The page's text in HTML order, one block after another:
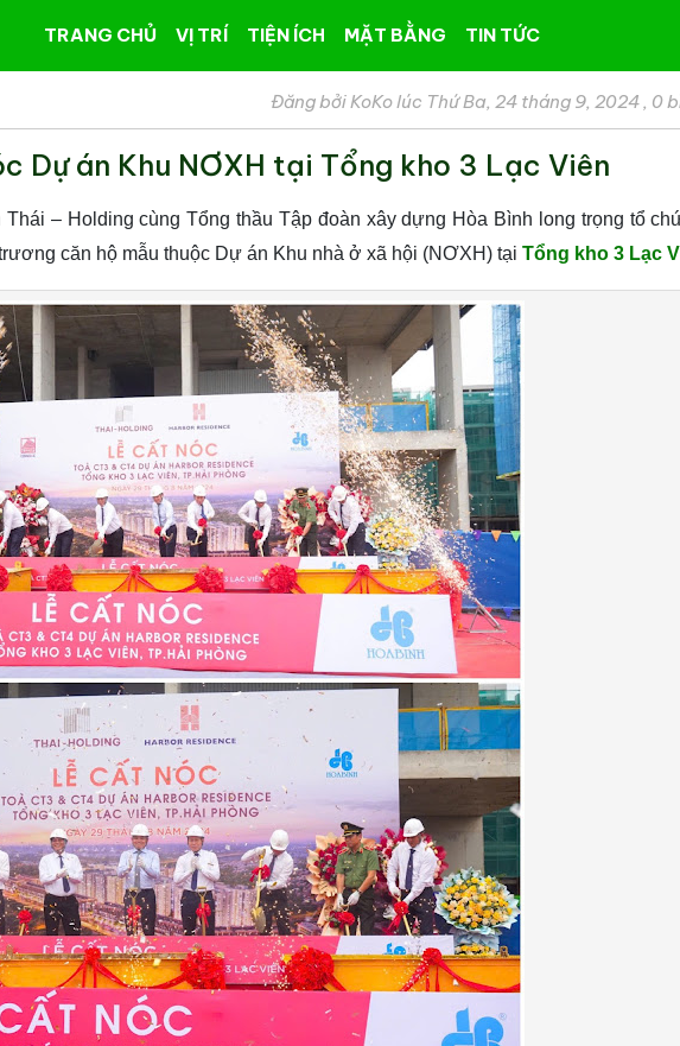
TRANG CHỦ VỊ TRÍ TIỆN ÍCH MẶT BẰNG TIN TỨC
Đăng bởi KoKo lúc Thứ Ba, 24 tháng 9, 2024, 0
Dự án Khu NƠXH tại Tổng kho 3 Lạc Viên
– Holding cùng Tổng thầu Tập đoàn xây dựng Hòa Bình long trọng tổ
căn hộ mẫu thuộc Dự án Khu nhà ở xã hội (NƠXH) tại Tổng kho 3 Lạc